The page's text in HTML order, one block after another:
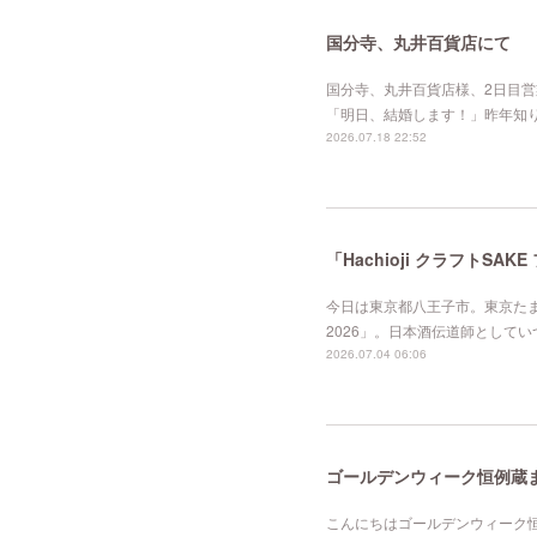
国分寺、丸井百貨店にて
国分寺、丸井百貨店様、2日目
「明日、結婚します！」昨年
2026.07.18 22:52
「Hachioji クラフト
今日は東京都八王子市。東京た
2026」。日本酒伝道師として
2026.07.04 06:06
ゴールデンウィーク恒例
こんにちはゴールデンウィー